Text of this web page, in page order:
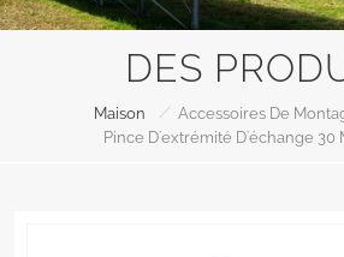
DES
Maison / Accessoires De
Pince D'extrémité D'échange 30